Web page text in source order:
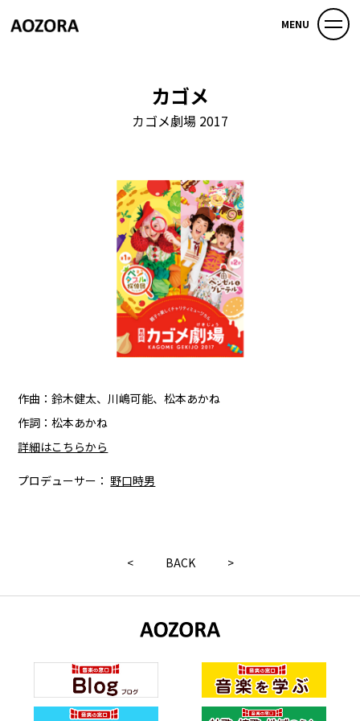
MENU
カゴメ
カゴメ劇場 2017
作曲：鈴木健太、川嶋可能、松本あかね
作詞：松本あかね
詳細はこちらから
プロデューサー： 野口時男
< BACK >